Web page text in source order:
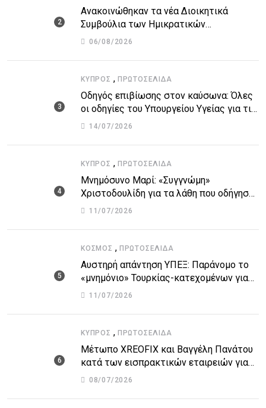
Ανακοινώθηκαν τα νέα Διοικητικά
Συμβούλια των Ημικρατικών
Οργανισμών – Όλη η λίστα με τα
06/08/2026
ΚΎΠΡΟΣ , ΠΡΩΤΟΣΈΛΙΔΑ
Οδηγός επιβίωσης στον καύσωνα: Όλες
οι οδηγίες του Υπουργείου Υγείας για τις
υψηλές θερμοκρασίες
14/07/2026
ΚΎΠΡΟΣ , ΠΡΩΤΟΣΈΛΙΔΑ
Μνημόσυνο Μαρί: «Συγγνώμη»
Χριστοδουλίδη για τα λάθη που οδήγησαν
στην τραγωδία
11/07/2026
ΚΌΣΜΟΣ , ΠΡΩΤΟΣΈΛΙΔΑ
Αυστηρή απάντηση ΥΠΕΞ: Παράνομο το
«μνημόνιο» Τουρκίας-κατεχομένων για
τον υποθαλάσσιο αγωγό
11/07/2026
ΚΎΠΡΟΣ , ΠΡΩΤΟΣΈΛΙΔΑ
Μέτωπο XREOFIX και Βαγγέλη Πανάτου
κατά των εισπρακτικών εταιρειών για
την προστασία των δανειοληπτών
08/07/2026